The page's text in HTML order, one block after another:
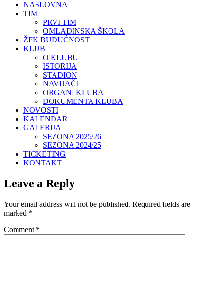
NASLOVNA
TIM
PRVI TIM
OMLADINSKA ŠKOLA
ŽFK BUDUĆNOST
KLUB
O KLUBU
ISTORIJA
STADION
NAVIJAČI
ORGANI KLUBA
DOKUMENTA KLUBA
NOVOSTI
KALENDAR
GALERIJA
SEZONA 2025/26
SEZONA 2024/25
TICKETING
KONTAKT
Leave a Reply
Your email address will not be published. Required fields are
marked *
Comment *